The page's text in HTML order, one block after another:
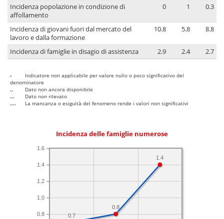
Incidenza popolazione in condizione di
affollamento
0 1 0.3
Incidenza di giovani fuori dal mercato del
lavoro e dalla formazione
10.8 5.8 8.8
Incidenza di famiglie in disagio di assistenza 2.9 2.4 2.7
-
Indicatore non applicabile per valore nullo o poco significativo del
denominatore
..
Dato non ancora disponibile
...
Dato non rilevato
....
La mancanza o esiguità del fenomeno rende i valori non significativi
Incidenza delle famiglie numerose
0.8
1.0
1.2
1.4
1.6
1.4
0.8
0.7